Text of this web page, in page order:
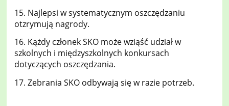
15. Najlepsi w systematycznym oszczędzaniu
otzrymują nagrody.
16. Kążdy członek SKO może wziąść udział w
szkolnych i międzyszkolnych konkursach
dotyczących oszczędzania.
17. Zebrania SKO odbywają się w razie potrzeb.